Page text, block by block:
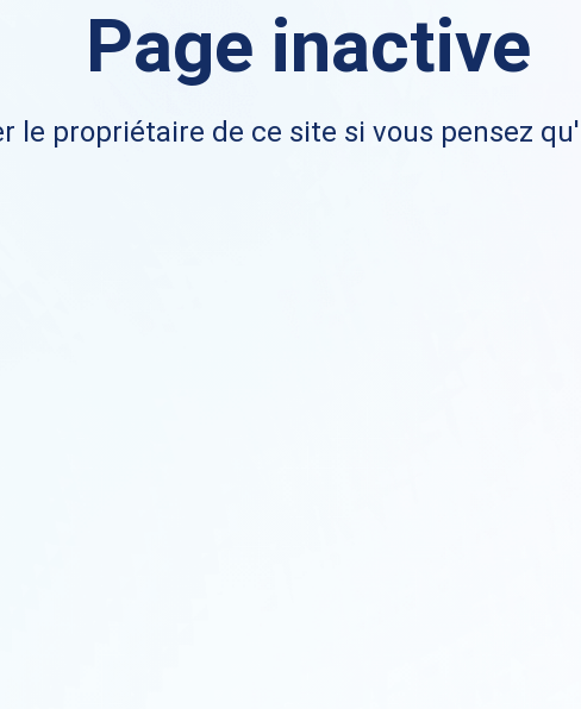
Page inactive
le propriétaire de ce site si vous pensez